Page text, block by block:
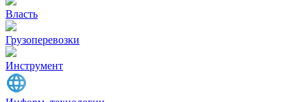
Власть
Грузоперевозки
Инструмент